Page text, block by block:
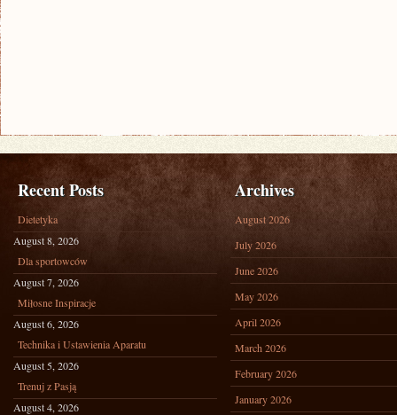
Recent Posts
Dietetyka
August 8, 2026
Dla sportowców
August 7, 2026
Miłosne Inspiracje
August 6, 2026
Technika i Ustawienia Aparatu
August 5, 2026
Trenuj z Pasją
August 4, 2026
Archives
August 2026
July 2026
June 2026
May 2026
April 2026
March 2026
February 2026
January 2026